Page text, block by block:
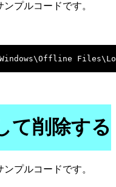
プルコードです。
て削除する
プルコードです。